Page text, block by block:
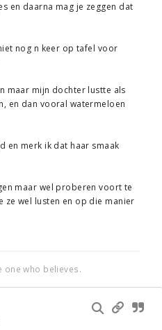
en daarna mag je zeggen dat
nog n keer op tafel voor
maar mijn dochter lustte als
en dan vooral watermeloen
en merk ik dat haar smaak
maar wel proberen voort te
ze wel lusten en op die manier
one who believes.